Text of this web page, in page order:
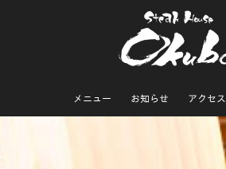
メニュー お知らせ アクセス